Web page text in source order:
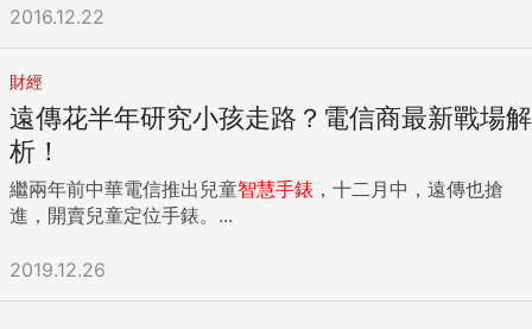
龍頭的Garmin前景備受質疑。 但，Garmin目前股價超過160
美元，在過去1年裡漲52％，市值換算新台幣破兆元。它就像
隻不死鳳凰，不僅長出強勁的智慧穿戴產品線，與蘋果、三星
等巨獸相比毫不遜色，以中高價格帶產品殺出一條血路。連
Meta執行長佐伯格都曾在社群平台貼出配戴Garmin手錶跑步
的照片。 創造「以信任帶動創新」正循環 員工把對產品的期
待與不滿化為點子 2月，它被《富比世》評選為2024年美國最
佳大型雇主第2名，為科技產業之冠，甚至超越Google、蘋
與用戶愛戴？ 我們抵達堪薩斯州的總部，向首度接受台灣媒體
計，二○一六年十月瑞士手表出口金額衰退一六％，創七年來
（Richemont）已被迫裁員，Swatch執行長海耶克（Nicolas
Hayek Jr.）則堅持「不會為討好股票市場就裁員」，只是能撐
多久仍是未知數。 Swatch落難的表面原因，乃是消費者不再
戴手表。不過據IDC統計，今年第三季前五大智慧型手表出貨
商為Fitbit、小米、Garmin、三星、蘋果，除第五名的蘋果
外，出貨量全都正成長，可見不是人們不戴表，而是他們的需
又功能簡單的手表，它們只求解決用戶單一問題。只有蘋果的
Apple Watch，同時想解決用戶的體能、簡訊、網路購物、通
2016.12.22
財經
遠傳花半年研究小孩走路？電信商最新戰場解
析！
繼兩年前中華電信推出兒童智慧手錶 ，十二月中，遠傳也搶
進，開賣兒童定位手錶。...
2019.12.26